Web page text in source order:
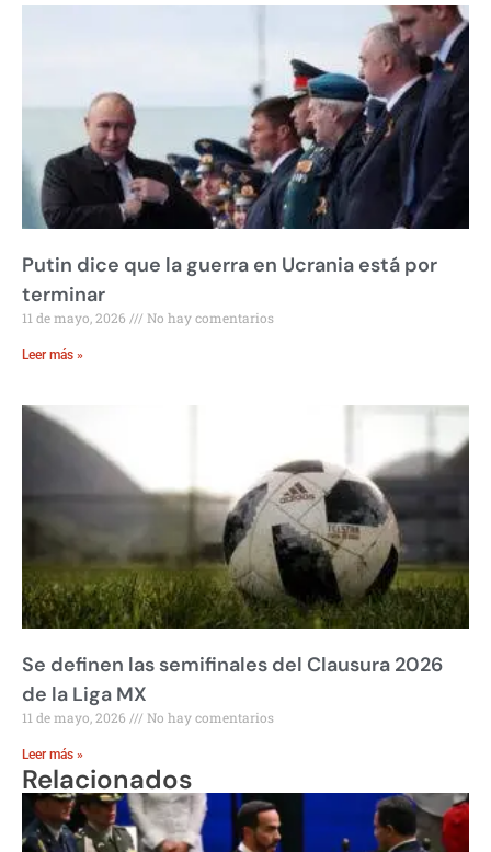
Putin dice que la guerra en Ucrania está por
terminar
11 de mayo, 2026 No hay comentarios
Leer más »
Se definen las semifinales del Clausura 2026
de la Liga MX
11 de mayo, 2026 No hay comentarios
Leer más »
Relacionados